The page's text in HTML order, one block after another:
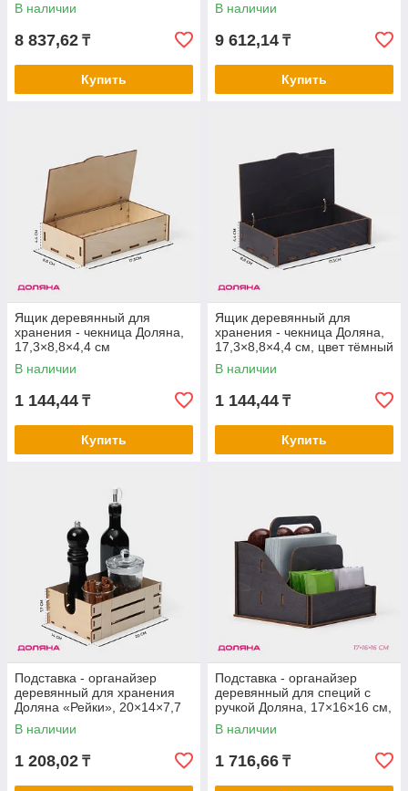
В наличии
8 837,62 ₸
Купить
В наличии
9 612,14 ₸
Купить
Ящик деревянный для
хранения - чекница Доляна,
17,3×8,8×4,4 см
В наличии
1 144,44 ₸
Купить
Ящик деревянный для
хранения - чекница Доляна,
17,3×8,8×4,4 см, цвет тёмный
В наличии
1 144,44 ₸
Купить
Подставка - органайзер
деревянный для хранения
Доляна «Рейки», 20×14×7,7
см
В наличии
1 208,02 ₸
Подставка - органайзер
деревянный для специй с
ручкой Доляна, 17×16×16 см,
цвет тёмный
В наличии
1 716,66 ₸